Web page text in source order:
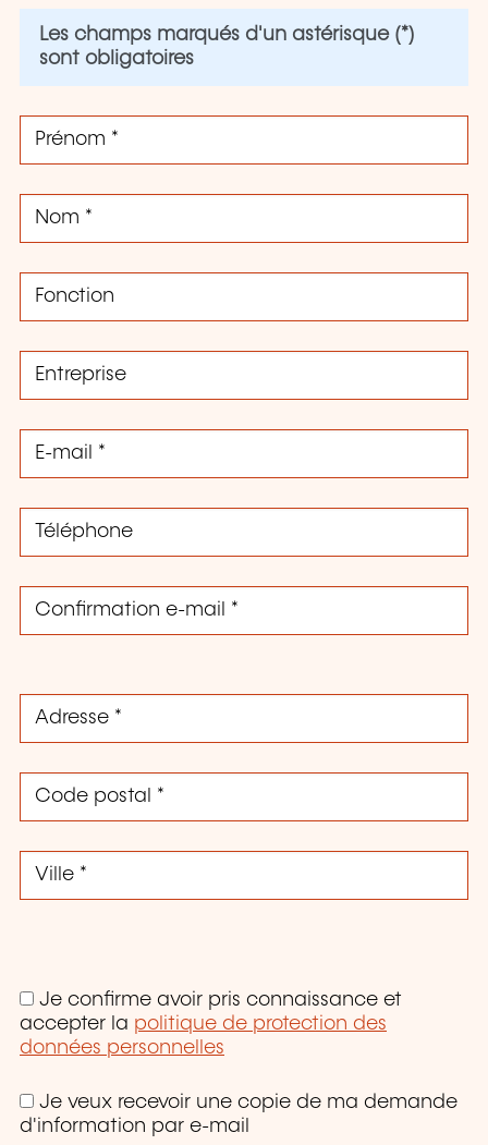
Les champs marqués d'un astérisque (*)
sont obligatoires
Je confirme avoir pris connaissance et
accepter la politique de protection des
données personnelles
Je veux recevoir une copie de ma demande
d'information par e-mail